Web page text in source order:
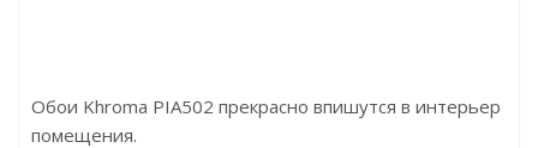
Обои Khroma PIA502 прекрасно впишутся в интерьер
помещения.